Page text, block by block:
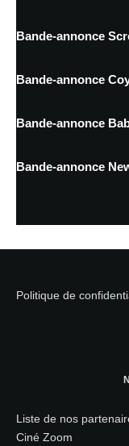
Bande-annonce
Bande-annonce
Bande-annonce
Bande-annonce
Politique de
Liste de nos
Ciné Zoom